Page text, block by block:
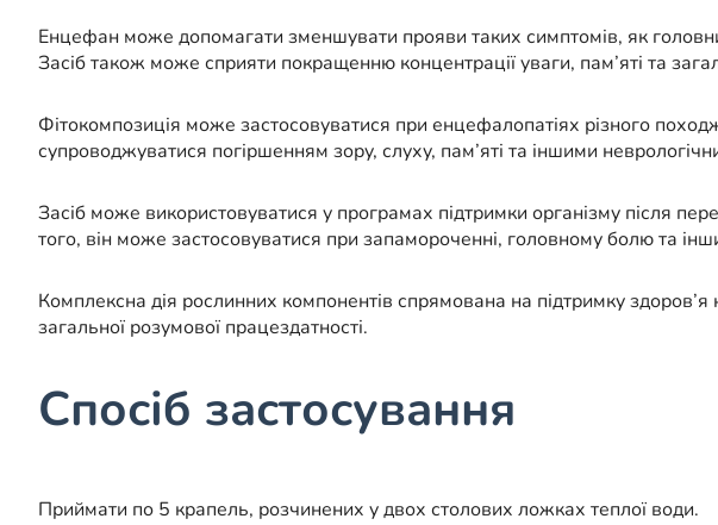
Енцефан може допомагати зменшувати прояви таких симптомів, як
Засіб також може сприяти покращенню концентрації уваги, пам’яті та
Фітокомпозиція може застосовуватися при енцефалопатіях різного
супроводжуватися погіршенням зору, слуху, пам’яті та іншими
Засіб може використовуватися у програмах підтримки організму після
того, він може застосовуватися при запамороченні, головному болю та
Комплексна дія рослинних компонентів спрямована на підтримку
загальної розумової працездатності.
Спосіб застосування
Приймати по 5 крапель, розчинених у двох столових ложках теплої води.